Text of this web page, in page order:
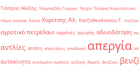
Τσίπρας Αλέξης Τσαμπαζλής Γιώργος Τσεχία Τσιάρας Κωνσταντίνος
Χάρης Δούκας Χανιά Χαρίτσης Αλ. Χατζηθεοδοσίου Γ.
αγροτικό πετρέλαιο αγρότες αγωγός αδειοδότηση
αντλίες απάτη απαιτήσεις απαλλαγή απεργία
αυτοκίνητα αυτόματοι πωλητές αύξηση βαρέλι βενζίνες